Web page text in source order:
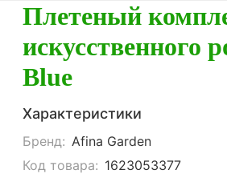
Плетеный
искусственного
Blue
Характеристики
Бренд: Afina Garden
Код товара: 1623053377